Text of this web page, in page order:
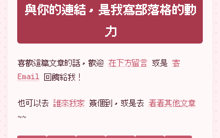
與你的連結，是我寫部落格的動
力
喜歡這篇文章的話，歡迎 在下方留言 或是 寄
Email 回饋給我！
也可以去 誰來我家 簽個到，或是去 看看其他文章
~~